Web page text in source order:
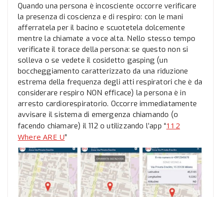
Quando una persona è incosciente occorre verificare
la presenza di coscienza e di respiro: con le mani
afferratela per il bacino e scuotetela dolcemente
mentre la chiamate a voce alta. Nello stesso tempo
verificate il torace della persona: se questo non si
solleva o se vedete il cosidetto gasping (un
boccheggiamento caratterizzato da una riduzione
estrema della frequenza degli atti respiratori che è da
considerare respiro NON efficace) la persona è in
arresto cardiorespiratorio. Occorre immediatamente
avvisare il sistema di emergenza chiamando (o
facendo chiamare) il 112 o utilizzando l’app “112
Where ARE U”